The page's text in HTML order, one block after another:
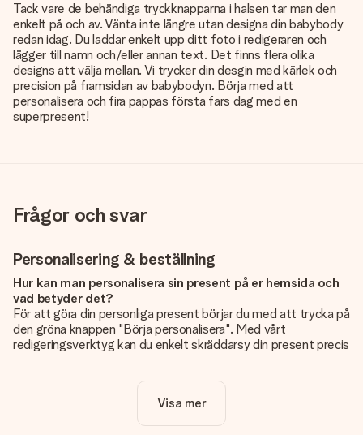
Tack vare de behändiga tryckknapparna i halsen tar man den
enkelt på och av. Vänta inte längre utan designa din babybody
redan idag. Du laddar enkelt upp ditt foto i redigeraren och
lägger till namn och/eller annan text. Det finns flera olika
designs att välja mellan. Vi trycker din desgin med kärlek och
precision på framsidan av babybodyn. Börja med att
personalisera och fira pappas första fars dag med en
superpresent!
Frågor och svar
Personalisering & beställning
Hur kan man personalisera sin present på er hemsida och
vad betyder det?
För att göra din personliga present börjar du med att trycka på
den gröna knappen "Börja personalisera". Med vårt
redigeringsverktyg kan du enkelt skräddarsy din present precis
Kostar det något extra att personalisera sin present?
Visa mer